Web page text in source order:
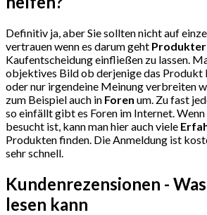
Definitiv ja, aber Sie sollten nicht auf
vertrauen wenn es darum geht
Kaufentscheidung einfließen zu lassen.
objektives Bild ob derjenige das
oder nur irgendeine Meinung verbreiten
zum Beispiel auch in Foren um. Zu fast
so einfällt gibt es Foren im Internet.
besucht ist, kann man hier auch viele
Produkten finden. Die Anmeldung ist
sehr schnell.
Kundenrezensionen -
lesen kann